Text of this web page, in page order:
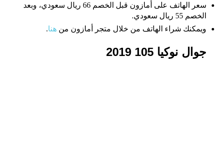
سعر الهاتف على أمازون قبل الخصم 66 ريال سعودي، وبعد
الخصم 55 ريال سعودي.
ويمكنك شراء الهاتف من خلال متجر أمازون منهنا.
جوال نوكيا 105 2019